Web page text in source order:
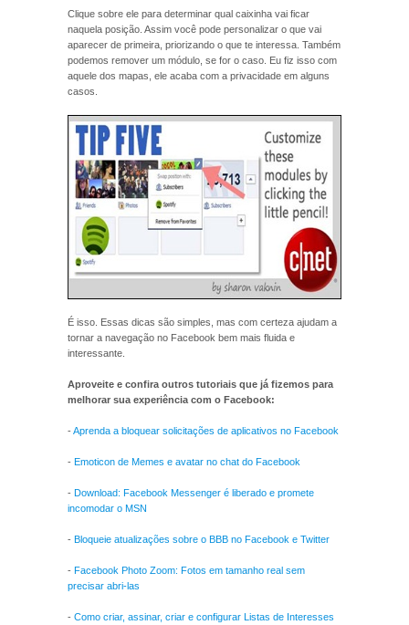
Clique sobre ele para determinar qual caixinha vai ficar
naquela posição. Assim você pode personalizar o que vai
aparecer de primeira, priorizando o que te interessa. Também
podemos remover um módulo, se for o caso. Eu fiz isso com
aquele dos mapas, ele acaba com a privacidade em alguns
casos.
É isso. Essas dicas são simples, mas com certeza ajudam a
tornar a navegação no Facebook bem mais fluida e
interessante.
Aproveite e confira outros tutoriais que já fizemos para
melhorar sua experiência com o Facebook:
-Aprenda a bloquear solicitações de aplicativos no Facebook
- Emoticon de Memes e avatar no chat do Facebook
- Download: Facebook Messenger é liberado e promete
incomodar o MSN
- Bloqueie atualizações sobre o BBB no Facebook e Twitter
- Facebook Photo Zoom: Fotos em tamanho real sem
precisar abri-las
- Como criar, assinar, criar e configurar Listas de Interesses